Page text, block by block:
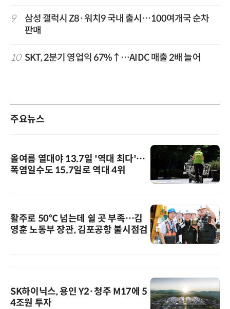
9
삼성 갤럭시 Z8·워치9 국내 출시…100여개국 순차
판매
10 SKT, 2분기 영업익 67%↑…AIDC 매출 2배 늘어
주요뉴스
올여름 열대야 13.7일 '역대 최다'…
폭염일수도 15.7일로 역대 4위
활주로 50℃ 넘는데 쉴 곳 부족…김
영훈 노동부 장관, 김포공항 불시점검
SK하이닉스, 용인 Y2·청주 M17에 5
4조원 투자